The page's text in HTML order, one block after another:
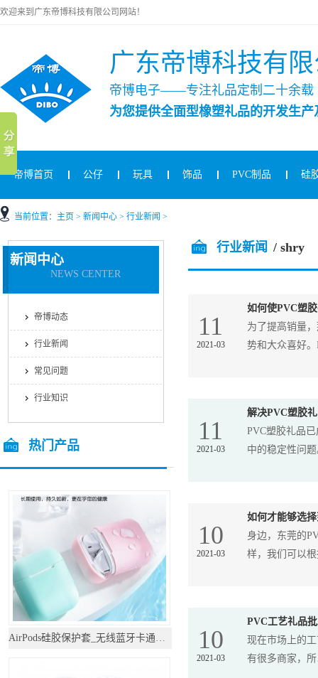
欢迎来到广东帝博科技有限公司网站！
广东帝博科技有
帝博电子——专注礼品定制二十余载
为您提供全面型橡塑礼品的开发生产
帝博首页 公仔 玩具 饰品 PVC制品 硅
当前位置： 主页 > 新闻中心 > 行业新闻 >
行业新闻 / shry
11
2021-03
如何使PVC塑
为了提高销量
势和大众喜好
11
2021-03
解决PVC塑胶
PVC塑胶礼品
中的稳定性问
10
2021-03
如何才能够选
身边，东莞的
样，我们可以
10
2021-03
PVC工艺礼品
现在市场上的
有很多商家，
新闻中心
NEWS CENTER
帝博动态
行业新闻
常见问题
行业知识
热门产品
AirPods硅胶保护套_无线蓝牙卡通耳机套